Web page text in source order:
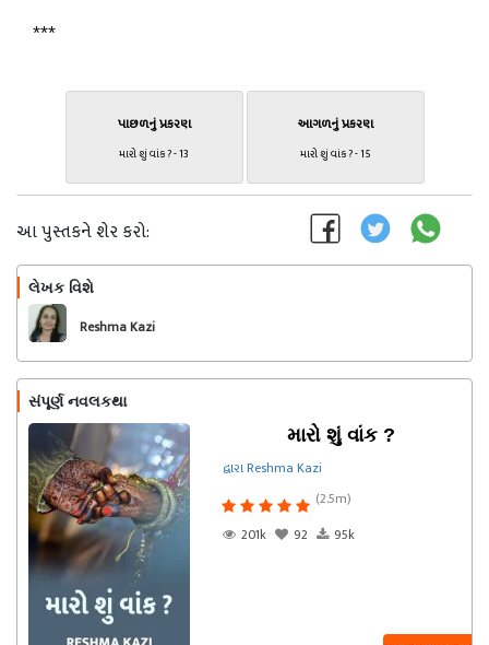
***
પાછળનું પ્રકરણ
મારો શું વાંક ? - 13
આગળનું પ્રકરણ
મારો શું વાંક ? - 15
આ પુસ્તકને શેર કરો:
લેખક વિશે
Reshma Kazi
સંપૂર્ણ નવલકથા
મારો શું વાંક ?
દ્વારા Reshma Kazi
(2.5m)
201k
92 95k